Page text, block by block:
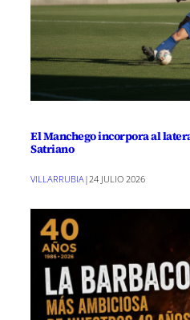
El Manchego incorpora al
Satriano
VILLARRUBIA|24 JULIO 2026